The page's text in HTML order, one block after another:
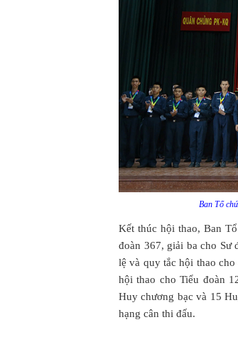
Ban Tổ
Kết thúc hội thao, Ban
đoàn 367, giải ba cho Sư
lệ và quy tắc hội thao
hội thao cho Tiểu đoàn
Huy chương bạc và 15
hạng cân thi đấu.